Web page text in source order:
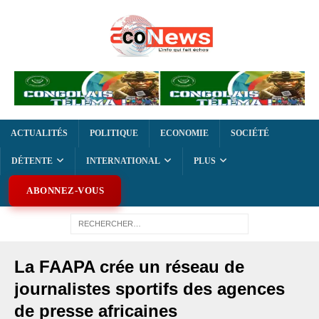
ACTUALITÉS POLITIQUE ECONOMIE SOCIÉTÉ
DÉTENTE INTERNATIONAL PLUS
ABONNEZ-VOUS
La FAAPA crée un réseau de
journalistes sportifs des agences
de presse africaines